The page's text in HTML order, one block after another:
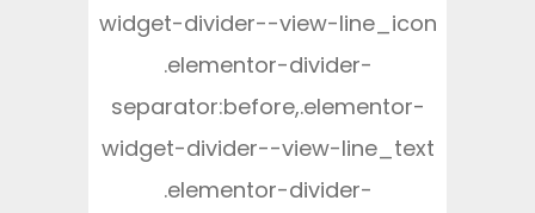
widget-divider--view-line_icon
.elementor-divider-
separator:before,.elementor-
widget-divider--view-line_text
.elementor-divider-